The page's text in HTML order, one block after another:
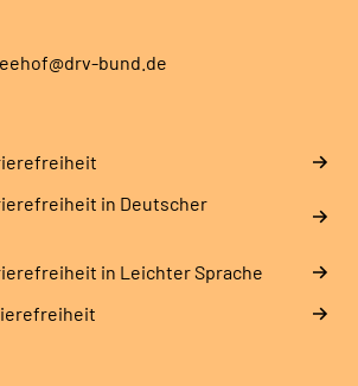
bund.de
in Deutscher
in Leichter Sprache